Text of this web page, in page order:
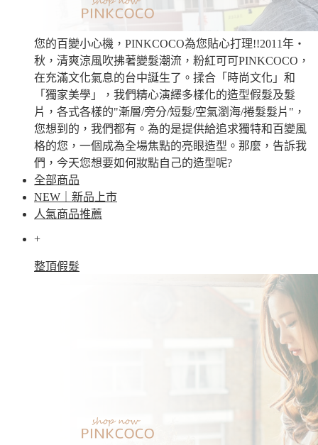
您的百變小心機，PINKCOCO為您貼心打理!!2011年‧
秋，清爽涼風吹拂著變髮潮流，粉紅可可PINKCOCO，
在充滿文化氣息的台中誕生了。揉合「時尚文化」和
「獨家美學」，我們精心演繹多樣化的造型假髮及髮
片，各式各樣的"漸層/旁分/短髮/空氣瀏海/捲髮髮片"，
您想到的，我們都有。為的是提供給追求獨特和百變風
格的您，一個成為全場焦點的亮眼造型。那麼，告訴我
們，今天您想要如何妝點自己的造型呢?
全部商品
NEW｜新品上市
人氣商品推薦
+
整頂假髮